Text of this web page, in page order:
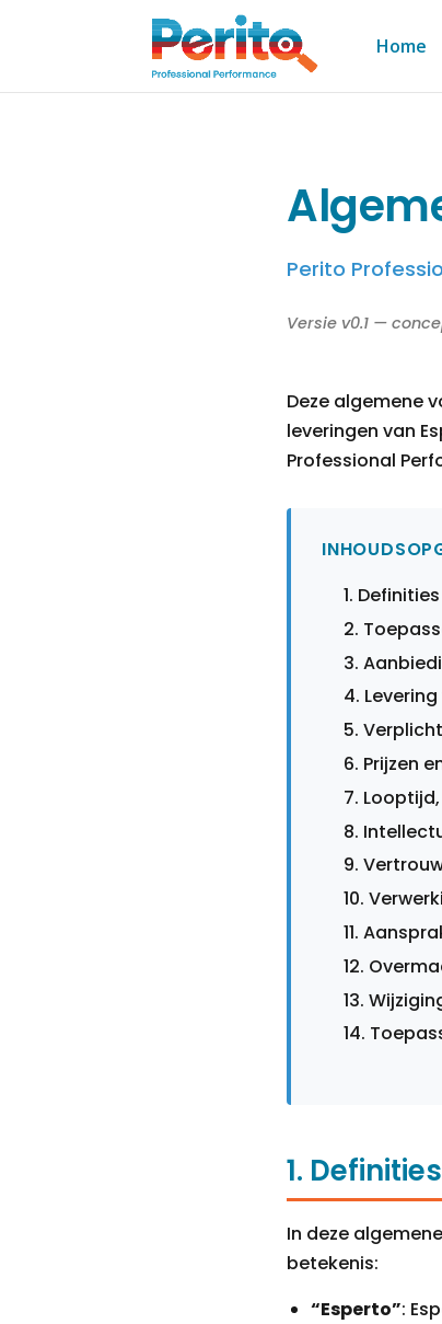
Home
Perito
Versie v0.1 —
Deze algemene
leveringen van
Professional
Definities
Prijzen
1. Definities
In deze
betekenis:
“Esperto”: